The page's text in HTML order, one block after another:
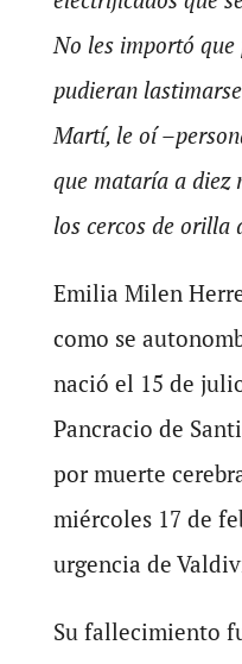
No les importó
pudieran
Martí, le oí
que mataría a diez
los cercos de orilla
Emilia Milen
como se
nació el 15 de
Pancracio de
por muerte
miércoles 17 de
urgencia de
Su fallecimiento